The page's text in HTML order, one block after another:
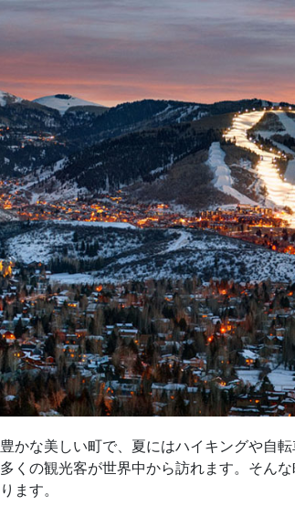
かな美しい町で、夏にはハイキングや自
くの観光客が世界中から訪れます。そん
ます。